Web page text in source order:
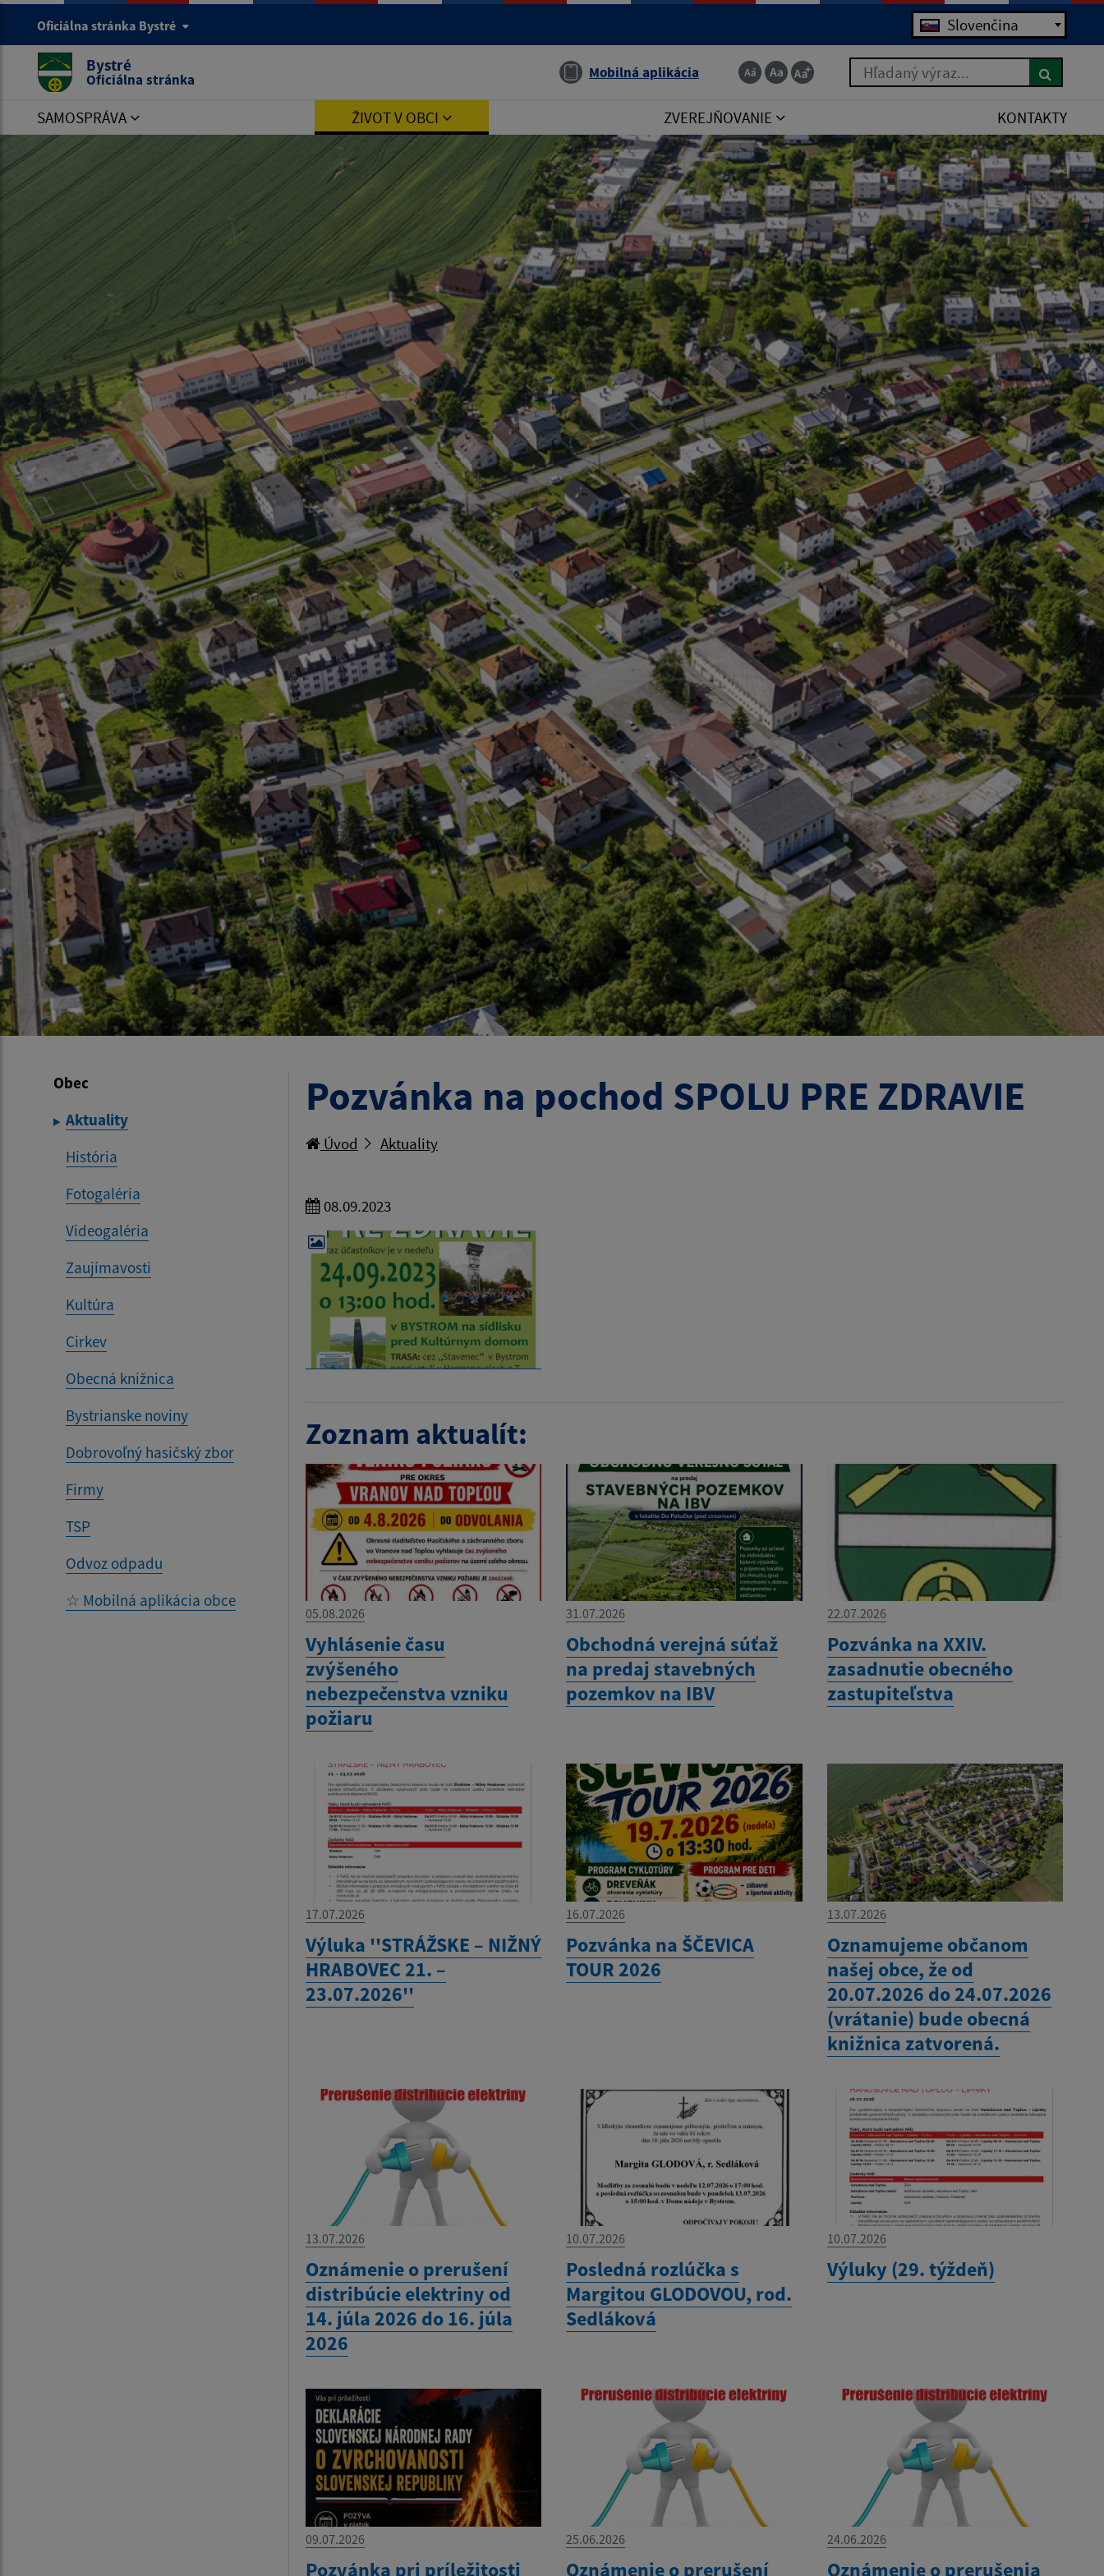
Oficiálna stránka Bystré Slovenčina
Bystré
Oficiálna stránka Mobilná aplikácia Hľadaný výraz...
SAMOSPRÁVA ŽIVOT V OBCI ZVEREJŇOVANIE KONTAKTY
Obec
Aktuality
História
Fotogaléria
Videogaléria
Zaujímavosti
Kultúra
Cirkev
Obecná knižnica
Bystrianske noviny
Dobrovoľný hasičský zbor
Firmy
TSP
Odvoz odpadu
☆ Mobilná aplikácia obce
Pozvánka na pochod SPOLU PRE ZDRAVIE
Úvod Aktuality
08.09.2023
Zoznam aktualít:
05.08.2026
Vyhlásenie času
zvýšeného
nebezpečenstva vzniku
požiaru
31.07.2026
Obchodná verejná súťaž
na predaj stavebných
pozemkov na IBV
22.07.2026
Pozvánka na XXIV.
zasadnutie obecného
zastupiteľstva
17.07.2026
Výluka ''STRÁŽSKE – NIŽNÝ
HRABOVEC 21. –
23.07.2026''
16.07.2026
Pozvánka na ŠČEVICA
TOUR 2026
13.07.2026
Oznamujeme občanom
našej obce, že od
20.07.2026 do 24.07.2026
(vrátanie) bude obecná
knižnica zatvorená.
13.07.2026
Oznámenie o prerušení
distribúcie elektriny od
14. júla 2026 do 16. júla
2026
10.07.2026
Posledná rozlúčka s
Margitou GLODOVOU, rod.
Sedláková
10.07.2026
Výluky (29. týždeň)
09.07.2026
Pozvánka pri príležitosti
25.06.2026
Oznámenie o prerušení
24.06.2026
Oznámenie o prerušenia